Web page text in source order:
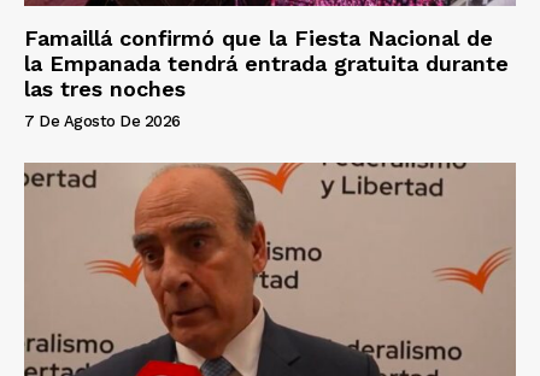
Famaillá confirmó que la Fiesta Nacional de
la Empanada tendrá entrada gratuita durante
las tres noches
7 De Agosto De 2026